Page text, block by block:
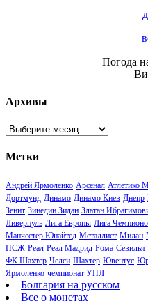
Погода
Архивы
Архивы
Метки
Андрей Ярмоленко Арсенал Атлетико
Дортмунд Динамо Динамо Киев Днепр
Зенит Зинедин Зидан Златан
Ливерпуль Лига Европы Лига
Манчестер Юнайтед Металлист Милан
ПСЖ Реал Реал Мадрид Рома Севилья
ФК Шахтер Челси Шахтер Ювентус
Ярмоленко чемпионат УПЛ
Болгария на русском
Все о монетах